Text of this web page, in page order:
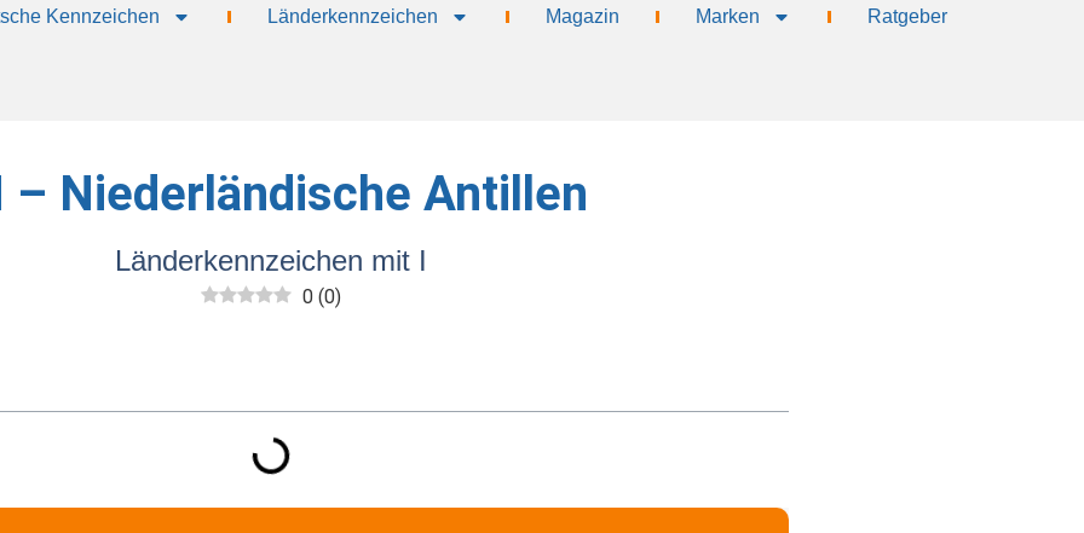
Kennzeichen Länderkennzeichen Magazin Marken Ratgeber
– Niederländische Antillen
Länderkennzeichen mit I
0 (0)